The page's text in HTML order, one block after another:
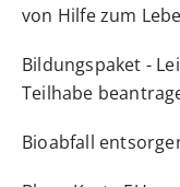
von Hilfe zum
Bildungspaket -
Teilhabe
Bioabfall